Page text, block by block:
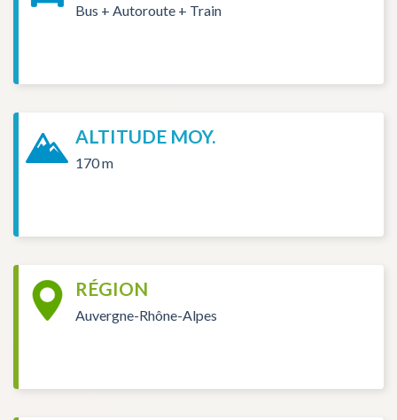
Bus + Autoroute + Train
ALTITUDE MOY.
170 m
RÉGION
Auvergne-Rhône-Alpes